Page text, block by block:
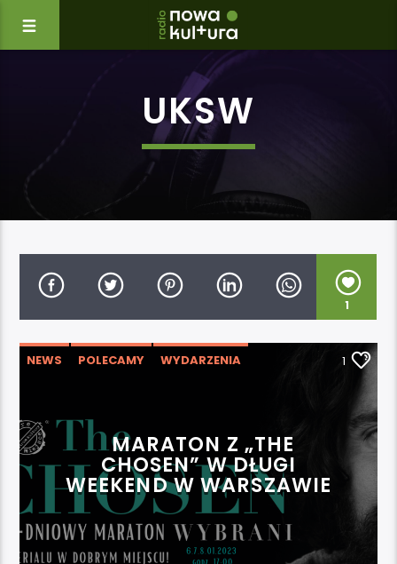
UKSW
1
NEWS POLECAMY WYDARZENIA 1
MARATON Z „THE
CHOSEN” W DŁUGI
WEEKEND W WARSZAWIE